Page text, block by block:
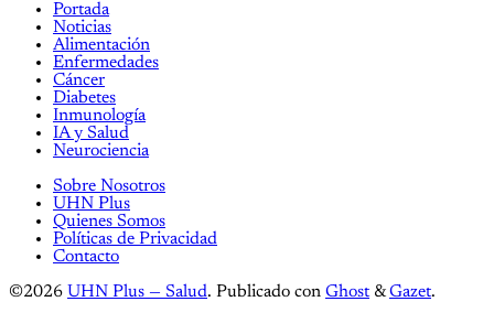
Portada
Noticias
Alimentación
Enfermedades
Cáncer
Diabetes
Inmunología
IA y Salud
Neurociencia
Sobre Nosotros
UHN Plus
Quienes Somos
Políticas de Privacidad
Contacto
©2026 UHN Plus — Salud. Publicado con Ghost &Gazet.